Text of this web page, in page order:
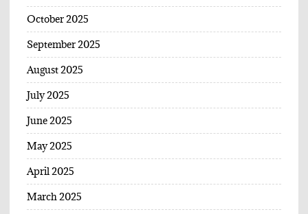
October 2025
September 2025
August 2025
July 2025
June 2025
May 2025
April 2025
March 2025